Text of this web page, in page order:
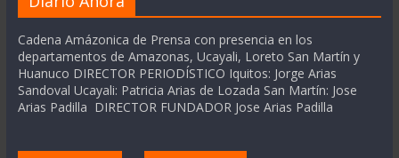
Cadena Amázonica de Prensa con presencia en los
departamentos de Amazonas, Ucayali, Loreto San Martín y
Huanuco DIRECTOR PERIODÍSTICO Iquitos: Jorge Arias
Sandoval Ucayali: Patricia Arias de Lozada San Martín: Jose
Arias Padilla DIRECTOR FUNDADOR Jose Arias Padilla